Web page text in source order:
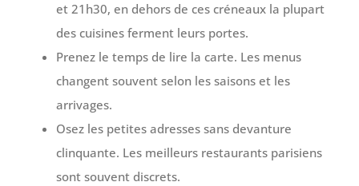
et 21h30, en dehors de ces créneaux la plupart
des cuisines ferment leurs portes.
Prenez le temps de lire la carte. Les menus
changent souvent selon les saisons et les
arrivages.
Osez les petites adresses sans devanture
clinquante. Les meilleurs restaurants parisiens
sont souvent discrets.